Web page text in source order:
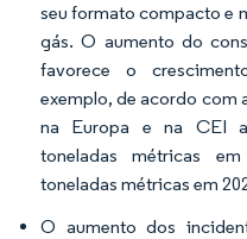
seu formato compacto e
gás. O aumento do
favorece o
exemplo, de acordo com
na Europa e na CEI
toneladas métricas
toneladas métricas em
O aumento dos